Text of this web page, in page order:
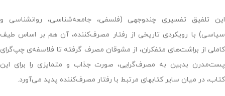
این تلفیق تفسیری چندوجهی (فلسفی، جامعه‌شناسی، روانشناسی و
سیاسی) با رویکردی تاریخی از رفتار مصرف‌کننده، آن هم بر اساس طیف
کاملی از براشت‌های متفکران، از مشوقان مصرف گرفته تا فلاسفه‌ی چپ‌گرای
پست‌مدرن بدبین به مصرف‌گرایی، صورت جذاب و متمایزی را برای این
کتاب، در میان سایر کتابهای مرتبط با رفتار مصرف‌کننده پدید می‌آورد.